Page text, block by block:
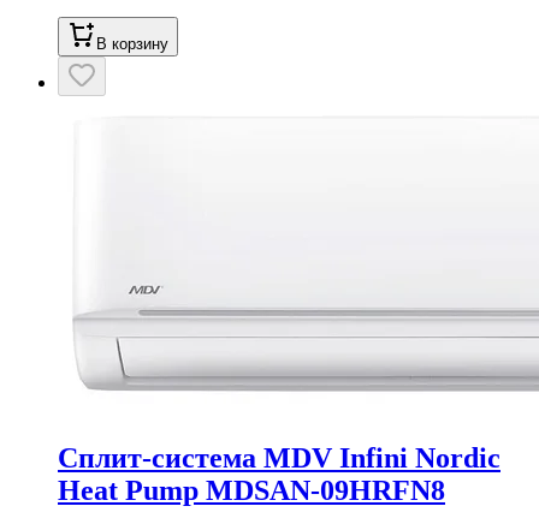
В корзину
Сплит-система MDV Infini Nordic
Heat Pump MDSAN-09HRFN8